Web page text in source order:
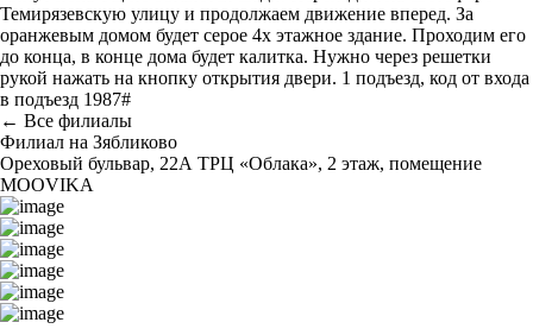
Темирязевскую улицу и продолжаем движение вперед. За
оранжевым домом будет серое 4х этажное здание. Проходим его
до конца, в конце дома будет калитка. Нужно через решетки
рукой нажать на кнопку открытия двери. 1 подъезд, код от входа
в подъезд 1987#
← Все филиалы
Филиал на Зябликово
Ореховый бульвар, 22А ТРЦ «Облака», 2 этаж, помещение
MOOVIKA